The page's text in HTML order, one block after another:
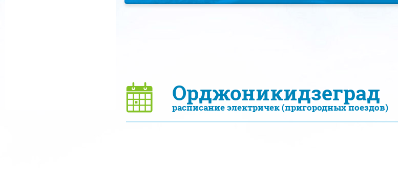
Орджоникидзеград
расписание электричек (пригородных поездов)